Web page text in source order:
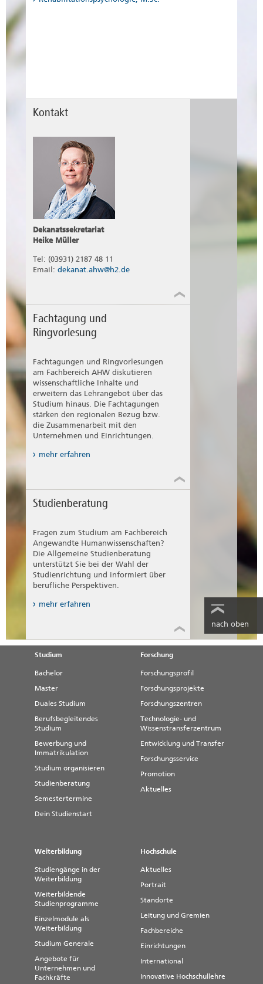
Kontakt
Dekanatssekretariat
Heike Müller
Tel: (03931) 2187 48 11
Email: dekanat.ahw@h2.de
Fachtagung und
Ringvorlesung
Fachtagungen und Ringvorlesungen
am Fachbereich AHW diskutieren
wissenschaftliche Inhalte und
erweitern das Lehrangebot über das
Studium hinaus. Die Fachtagungen
stärken den regionalen Bezug bzw.
die Zusammenarbeit mit den
Unternehmen und Einrichtungen.
mehr erfahren
Studienberatung
Fragen zum Studium am Fachbereich
Angewandte Humanwissenschaften?
Die Allgemeine Studienberatung
unterstützt Sie bei der Wahl der
Studienrichtung und informiert über
berufliche Perspektiven.
mehr erfahren
nach oben
Studium
Bachelor
Master
Duales Studium
Berufsbegleitendes
Studium
Bewerbung und
Immatrikulation
Studium organisieren
Studienberatung
Semestertermine
Dein Studienstart
Forschung
Forschungsprofil
Forschungsprojekte
Forschungszentren
Technologie- und
Wissenstransferzentrum
Entwicklung und Transfer
Forschungsservice
Promotion
Aktuelles
Weiterbildung
Studiengänge in der
Weiterbildung
Weiterbildende
Studienprogramme
Einzelmodule als
Weiterbildung
Studium Generale
Angebote für
Unternehmen und
Fachkräfte
Hochschule
Aktuelles
Portrait
Standorte
Leitung und Gremien
Fachbereiche
Einrichtungen
International
Innovative Hochschullehre